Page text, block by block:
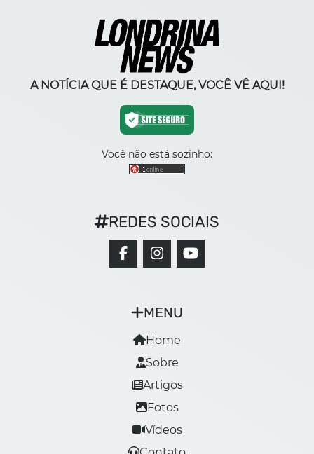
A NOTÍCIA QUE É DESTAQUE, VOCÊ VÊ AQUI!
Você não está sozinho:
MENU
Home
Sobre
Artigos
Fotos
Vídeos
REDES SOCIAIS